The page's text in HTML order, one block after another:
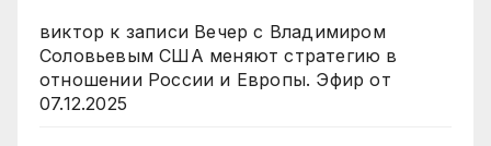
виктор к записи Вечер с Владимиром
Соловьевым США меняют стратегию в
отношении России и Европы. Эфир от
07.12.2025